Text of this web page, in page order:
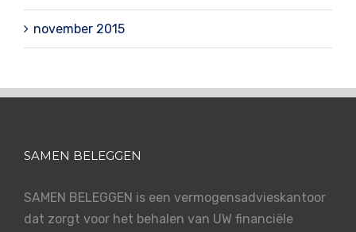
november 2015
SAMEN BELEGGEN
SAMEN BELEGGEN is een vermogensadvieskantoor
dat zorgt voor het behalen van UW financiële